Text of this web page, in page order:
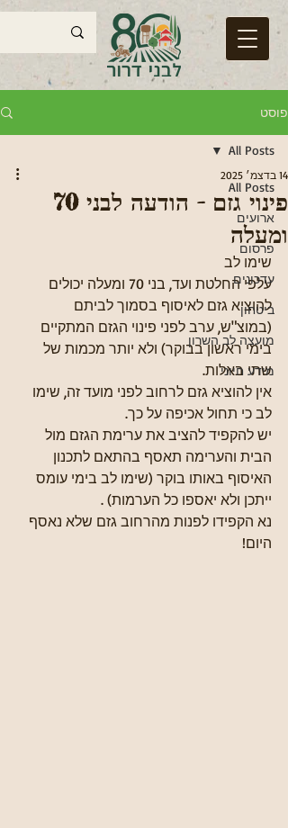
פוסט
All Posts
ארועים
פרסום
עדכונים
ביטחון
מועצה לב השרון
מידע חיוני
All Posts
פינוי גזם - הודעה לבני 70
ומעלה
14 בדצמ׳ 2025
שימו לב
עלפי החלטת ועד, בני 70 ומעלה יכולים
להוציא גזם לאיסוף בסמוך לביתם
(במוצ"ש, ערב לפני פינוי הגזם המתקיים
בימי ראשון בבוקר) ולא יותר מכמות של
שתי באלות.
אין להוציא גזם לרחוב לפני מועד זה, שימו
לב כי תחול אכיפה על כך.
יש להקפיד להציב את ערימת הגזם מול
הבית והערימה תאסף בהתאם לתכנון
האיסוף באותו בוקר (שימו לב בימי עומס
ייתכן ולא יאספו כל הערמות) .
נא הקפידו לפנות מהרחוב גזם שלא נאסף
היום!